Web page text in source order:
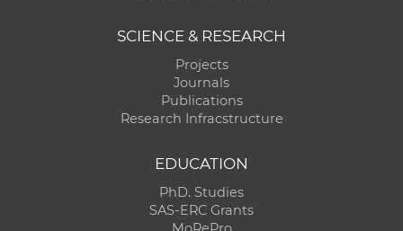
SCIENCE & RESEARCH
Projects
Journals
Publications
Research Infracstructure
EDUCATION
PhD. Studies
SAS-ERC Grants